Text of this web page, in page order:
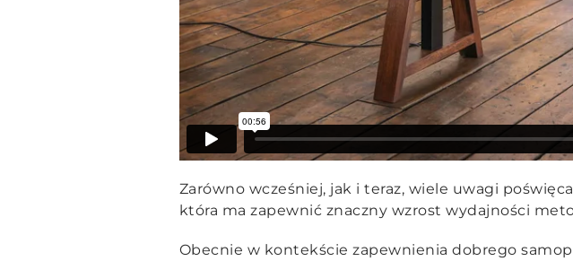
Zarówno wcześniej, jak i teraz, wiele uwagi
która ma zapewnić znaczny wzrost wydajności
Obecnie w kontekście zapewnienia dobrego